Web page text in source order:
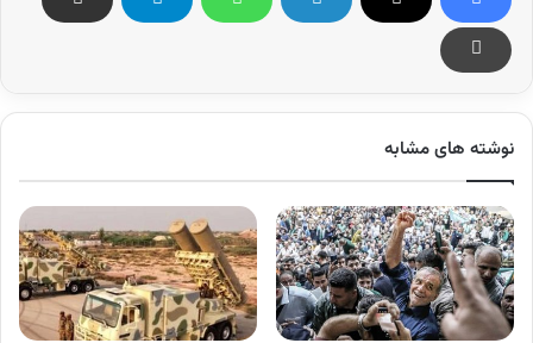
نوشته های مشابه